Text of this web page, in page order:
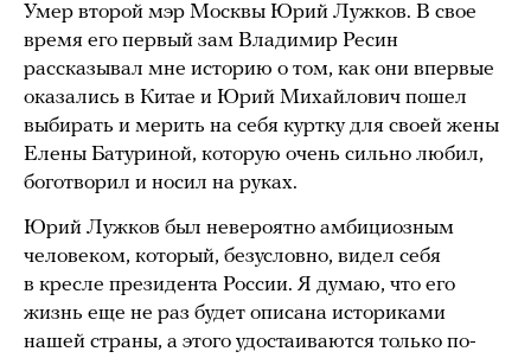
Умер второй мэр Москвы Юрий Лужков. В свое
время его первый зам Владимир Ресин
рассказывал мне историю о том, как они впервые
оказались в Китае и Юрий Михайлович пошел
выбирать и мерить на себя куртку для своей жены
Елены Батуриной, которую очень сильно любил,
боготворил и носил на руках.
Юрий Лужков был невероятно амбициозным
человеком, который, безусловно, видел себя
в кресле президента России. Я думаю, что его
жизнь еще не раз будет описана историками
нашей страны, а этого удостаиваются только по-